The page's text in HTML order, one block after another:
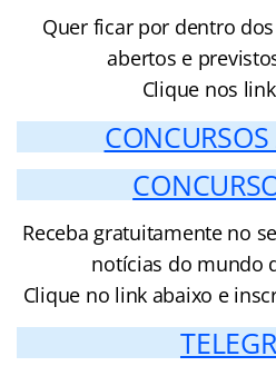
Quer ficar por dentro
abertos e
Clique nos
Receba gratuitamente no
notícias do mundo
Clique no link abaixo e